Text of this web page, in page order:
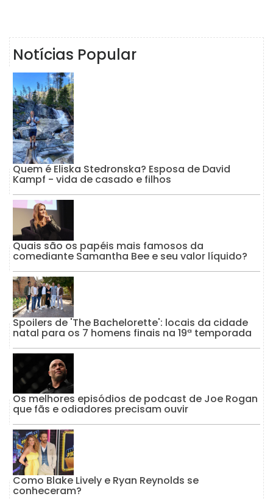
Notícias Popular
Quem é Eliska Stedronska? Esposa de David
Kampf - vida de casado e filhos
Quais são os papéis mais famosos da
comediante Samantha Bee e seu valor líquido?
Spoilers de 'The Bachelorette': locais da cidade
natal para os 7 homens finais na 19ª temporada
Os melhores episódios de podcast de Joe Rogan
que fãs e odiadores precisam ouvir
Como Blake Lively e Ryan Reynolds se
conheceram?